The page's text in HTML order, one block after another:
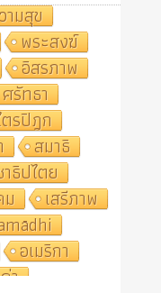
ามสุข
พระสงฆ์
อิสรภาพ
ศรัทธา
รปิฎก
สมาธิ
ธิปไตย
ม
เสรีภาพ
อเมริกา
า